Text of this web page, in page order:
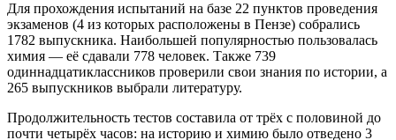
Для прохождения испытаний на базе 22 пунктов проведения
экзаменов (4 из которых расположены в Пензе) собрались
1782 выпускника. Наибольшей популярностью пользовалась
химия — её сдавали 778 человек. Также 739
одиннадцатиклассников проверили свои знания по истории, а
265 выпускников выбрали литературу.
Продолжительность тестов составила от трёх с половиной до
почти четырёх часов: на историю и химию было отведено 3